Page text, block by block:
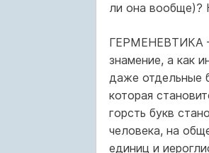
ли она вообще)?
ГЕРМЕНЕВТИКА –
знамение, а как
даже отдельные
которая
горсть букв
человека, на
единиц и